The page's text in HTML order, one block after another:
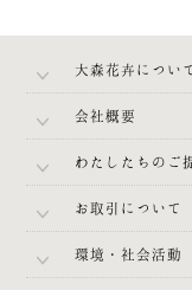
大森花卉につい
会社概要
わたしたちのご
お取引について
環境・社会活動